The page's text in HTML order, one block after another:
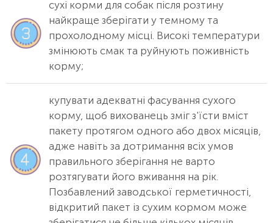
сухі корми для собак після розтину
найкраще зберігати у темному та
прохолодному місці. Високі температури
змінюють смак та руйнують поживність
корму;
купувати адекватні фасування сухого
корму, щоб вихованець зміг з'їсти вміст
пакету протягом одного або двох місяців,
адже навіть за дотримання всіх умов
правильного зберігання не варто
розтягувати його вживання на рік.
Позбавлений заводської герметичності,
відкритий пакет із сухим кормом може